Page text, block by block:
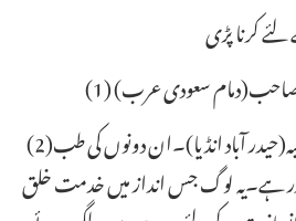
کرنا پڑی
صاحب(دمام سعودی عرب)
(2)طبیبہ محترمہ عائشہ ندوی صاحبہ(حیدر آباد انڈیا)۔ان دونوں کی طب
ہے۔یہ لوگ جس انداز میں خدمت خلق